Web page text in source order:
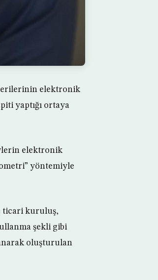
elektronik
yaptığı ortaya
elektronik
yöntemiyle
ticari kuruluş,
şekli gibi
oluşturulan